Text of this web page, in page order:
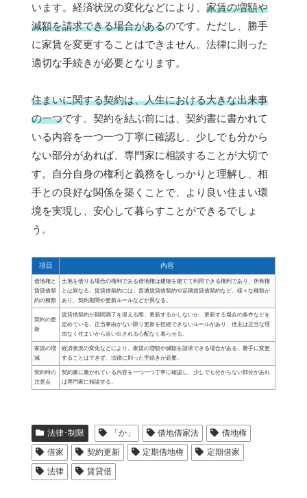
います。経済状況の変化などにより、 家賃の増額や
減額を請求できる場合があるのです。ただし、勝手
に家賃を変更することはできません。法律に則った
適切な手続きが必要となります。
住まいに関する契約は、人生における大きな出来事
の一つです。契約を結ぶ前には、契約書に書かれて
いる内容を一つ一つ丁寧に確認し、少しでも分から
ない部分があれば、専門家に相談することが大切で
す。自分自身の権利と義務をしっかりと理解し、相
手との良好な関係を築くことで、より良い住まい環
境を実現し、安心して暮らすことができるでしょ
う。
項目 内容
借地権と
賃貸借契
約の種類
土地を借りる場合の権利である借地権は建物を建てて利用できる権利であり、所有権
とは異なる。賃貸借契約には、普通賃貸借契約や定期賃貸借契約など、様々な種類が
あり、契約期間や更新ルールなどが異なる。
契約の更
新
賃貸借契約が期間満了を迎える際、更新するかしないか、更新する場合の条件などを
定めている。正当事由がない限り更新を拒絶できないルールがあり、借主は正当な理
由なく住まいから追い出される心配なく暮らせる。
家賃の増
減
経済状況の変化などにより、家賃の増額や減額を請求できる場合がある。勝手に変更
することはできず、法律に則った手続きが必要。
契約時の
注意点
契約書に書かれている内容を一つ一つ丁寧に確認し、少しでも分からない部分があれ
ば専門家に相談する。
法律･制限 「か」 借地借家法
借地権
借家
契約更新 定期借地権
定期借家
法律
賃貸借